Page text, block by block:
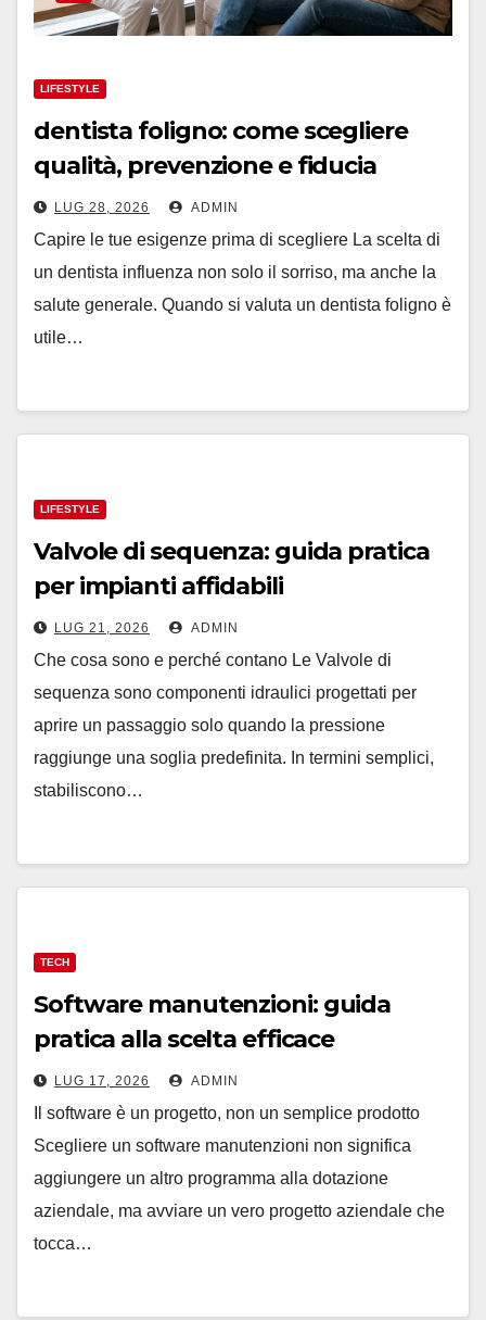
LIFESTYLE
dentista foligno: come scegliere
qualità, prevenzione e fiducia
LUG 28, 2026 ADMIN
Capire le tue esigenze prima di scegliere La scelta di
un dentista influenza non solo il sorriso, ma anche la
salute generale. Quando si valuta un dentista foligno è
utile…
LIFESTYLE
Valvole di sequenza: guida pratica
per impianti affidabili
LUG 21, 2026 ADMIN
Che cosa sono e perché contano Le Valvole di
sequenza sono componenti idraulici progettati per
aprire un passaggio solo quando la pressione
raggiunge una soglia predefinita. In termini semplici,
stabiliscono…
TECH
Software manutenzioni: guida
pratica alla scelta efficace
LUG 17, 2026 ADMIN
Il software è un progetto, non un semplice prodotto
Scegliere un software manutenzioni non significa
aggiungere un altro programma alla dotazione
aziendale, ma avviare un vero progetto aziendale che
tocca…